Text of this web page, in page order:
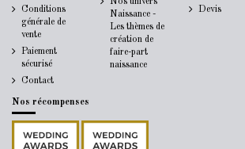
Conditions
générale de
vente
Paiement
sécurisé
Contact
Naissance -
Les thèmes de
création de
faire-part
naissance
Devis
Nos récompenses